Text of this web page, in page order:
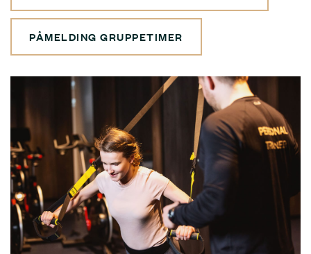
PÅMELDING GRUPPETIMER